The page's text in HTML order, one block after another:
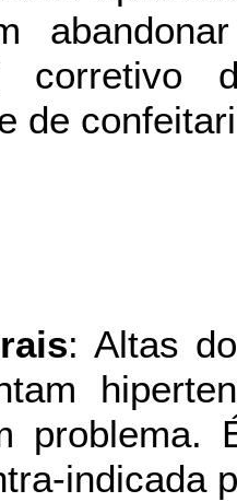
corretivo
de
: Altas
problema.
indicada